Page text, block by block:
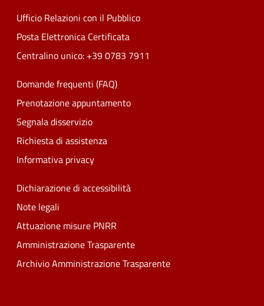
Ufficio Relazioni con il Pubblico
Posta Elettronica Certificata
Centralino unico: +39 0783 7911
Domande frequenti (FAQ)
Prenotazione appuntamento
Segnala disservizio
Richiesta di assistenza
Informativa privacy
Dichiarazione di accessibilità
Note legali
Attuazione misure PNRR
Amministrazione Trasparente
Archivio Amministrazione Trasparente